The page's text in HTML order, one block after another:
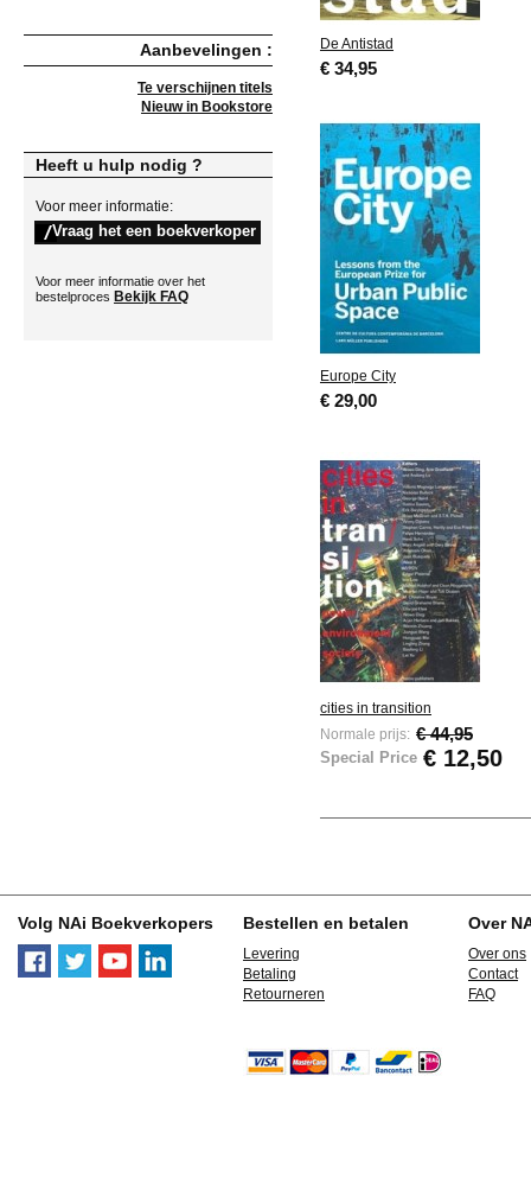
Aanbevelingen :
Te verschijnen titels
Nieuw in Bookstore
Heeft u hulp nodig ?
Voor meer informatie:
Voor meer informatie over het
bestelproces Bekijk FAQ
De Antistad
€ 34,95
Europe City
€ 29,00
cities in transition
Normale prijs: € 44,95
Special Price € 12,50
Volg NAi Boekverkopers Bestellen en betalen
Levering
Betaling
Retourneren
Over
Over ons
Contact
FAQ